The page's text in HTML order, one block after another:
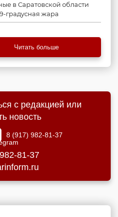
в Саратовской области
градусная жара
Читать больше
с редакцией или
новость
8 (917) 982-81-37
81-37